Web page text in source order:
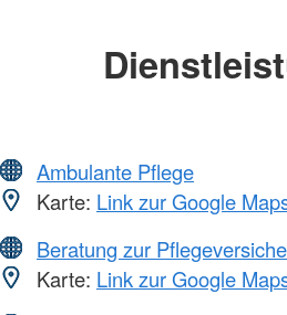
Ambulante Pflege
Karte: Link zur Google
Beratung zur
Karte: Link zur Google